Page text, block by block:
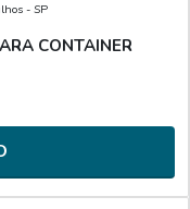
- SP
CONTAINER